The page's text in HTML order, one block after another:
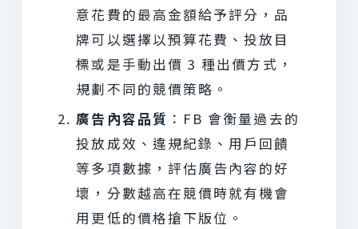
意花費的最高金額給予評分，品
牌可以選擇以預算花費、投放目
標或是手動出價 3 種出價方式，
規劃不同的競價策略。
廣告內容品質 ：FB 會衡量過去的
投放成效、違規紀錄、用戶回饋
等多項數據，評估廣告內容的好
壞，分數越高在競價時就有機會
用更低的價格搶下版位。